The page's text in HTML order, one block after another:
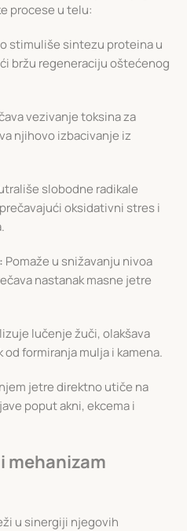
procese u telu:
stimuliše sintezu proteina u
bržu regeneraciju oštećenog
vezivanje toksina za
njihovo izbacivanje iz
slobodne radikale
oksidativni stres i
Pomaže u snižavanju nivoa
nastanak masne jetre
lučenje žuči, olakšava
formiranja mulja i kamena.
jetre direktno utiče na
poput akni, ekcema i
mehanizam
u sinergiji njegovih